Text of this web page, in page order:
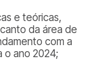
e teóricas,
da área de
com a
o ano 2024;